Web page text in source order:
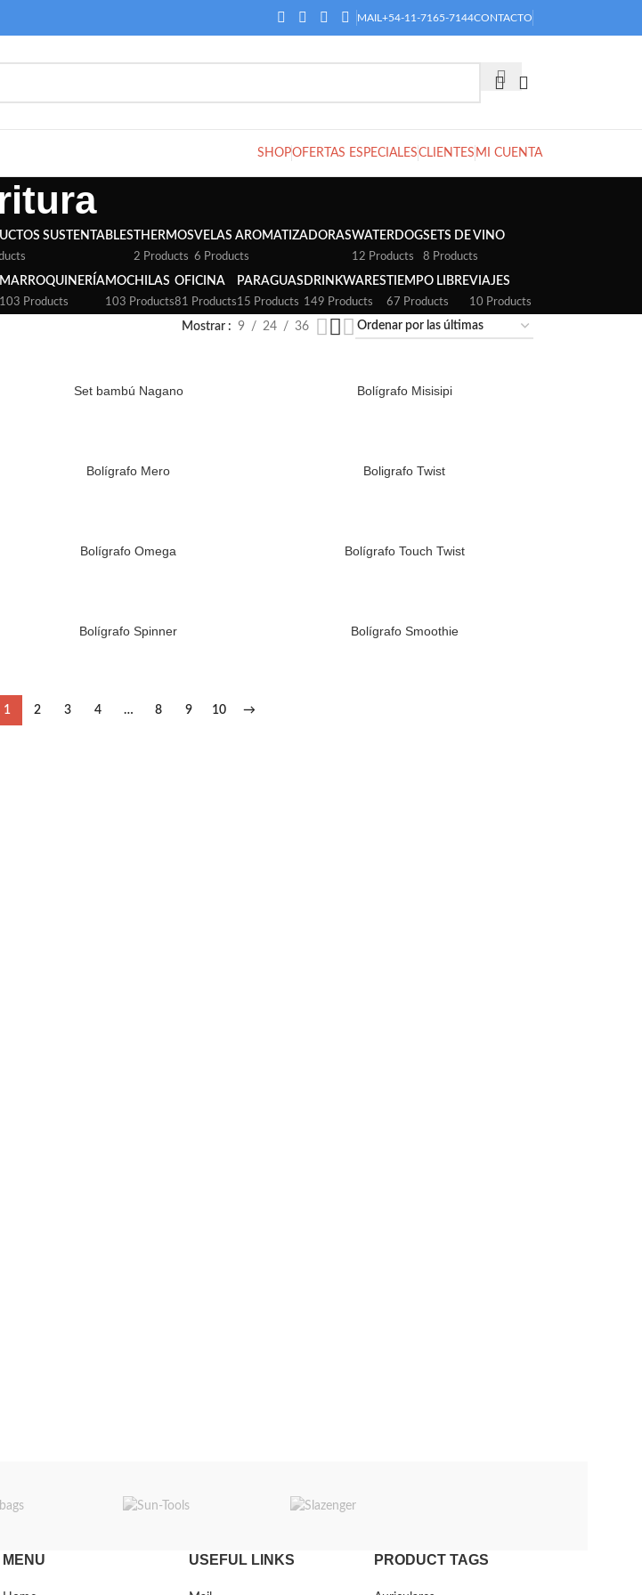
MAIL +54-11-7165-7144CONTACTO
SHOPOFERTAS ESPECIALESCLIENTES MI CUENTA
SUSTENTABLES THERMOS
2 Products
VELAS AROMATIZADORAS
6 Products
WATERDOG
12 Products
SETS DE VINO
8 Products
MARROQUINERÍA
103 Products
MOCHILAS
103 Products
OFICINA
81 Products
PARAGUAS
15 Products
DRINKWARES
149 Products
TIEMPO LIBRE
67 Products
VIAJES
10 Products
Mostrar 9 24 36
Set bambú Nagano Bolígrafo Misisipi
Bolígrafo Mero Boligrafo Twist
Bolígrafo Omega Bolígrafo Touch Twist
Bolígrafo Spinner Bolígrafo Smoothie
1 2 3 4 … 8 9 10 →
MENU USEFUL LINKS PRODUCT TAGS